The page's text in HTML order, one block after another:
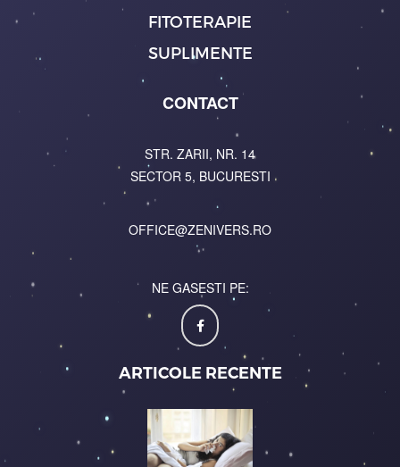
FITOTERAPIE
SUPLIMENTE
CONTACT
STR. ZARII, NR. 14
SECTOR 5, BUCURESTI
OFFICE@ZENIVERS.RO
NE GASESTI PE:
ARTICOLE RECENTE